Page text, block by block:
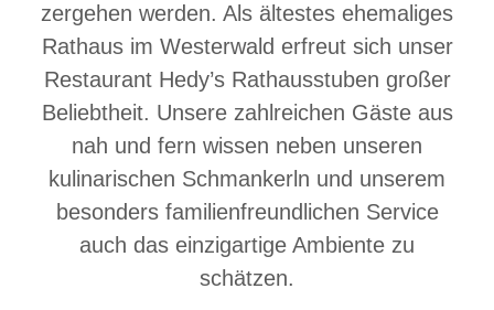
zergehen werden. Als ältestes ehemaliges
Rathaus im Westerwald erfreut sich unser
Restaurant Hedy’s Rathausstuben großer
Beliebtheit. Unsere zahlreichen Gäste aus
nah und fern wissen neben unseren
kulinarischen Schmankerln und unserem
besonders familienfreundlichen Service
auch das einzigartige Ambiente zu
schätzen.